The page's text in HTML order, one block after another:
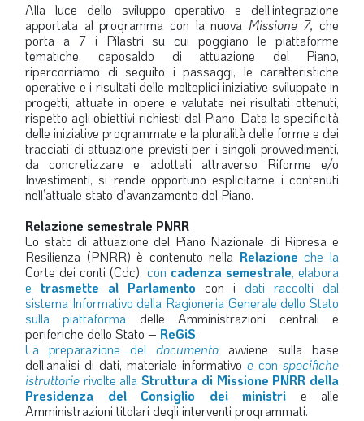
Alla luce dello sviluppo operativo e dell’integrazione
apportata al programma con la nuova Missione 7, che
porta a 7 i Pilastri su cui poggiano le piattaforme
tematiche, caposaldo di attuazione del Piano,
ripercorriamo di seguito i passaggi, le caratteristiche
operative e i risultati delle molteplici iniziative sviluppate in
progetti, attuate in opere e valutate nei risultati ottenuti,
rispetto agli obiettivi richiesti dal Piano. Data la specificità
delle iniziative programmate e la pluralità delle forme e dei
tracciati di attuazione previsti per i singoli provvedimenti,
da concretizzare e adottati attraverso Riforme e/o
Investimenti, si rende opportuno esplicitarne i contenuti
nell’attuale stato d’avanzamento del Piano.
Relazione semestrale PNRR
Lo stato di attuazione del Piano Nazionale di Ripresa e
Resilienza (PNRR) è contenuto nella Relazioneche la
Corte dei conti (Cdc), con cadenza semestrale, elabora
e trasmette al Parlamento con i dati raccolti dal
sistema Informativo della Ragioneria Generale dello Stato
sulla piattaforma delle Amministrazioni centrali e
periferiche dello Stato – ReGiS.
La preparazione del documento avviene sulla base
dell’analisi di dati, materiale informativo e con specifiche
istruttorie rivolte allaStruttura di Missione PNRR della
Presidenza del Consiglio dei ministri e alle
Amministrazioni titolari degli interventi programmati.